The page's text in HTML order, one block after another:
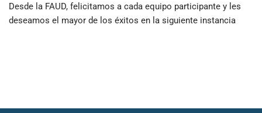
Desde la FAUD, felicitamos a cada equipo participante y les
deseamos el mayor de los éxitos en la siguiente instancia